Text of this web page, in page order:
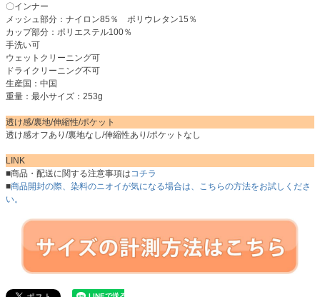
〇インナー
メッシュ部分：ナイロン85％ ポリウレタン15％
カップ部分：ポリエステル100％
手洗い可
ウェットクリーニング可
ドライクリーニング不可
生産国：中国
重量：最小サイズ：253g
透け感/裏地/伸縮性/ポケット
透け感オフあり/裏地なし/伸縮性あり/ポケットなし
LINK
■商品・配送に関する注意事項はコチラ
■商品開封の際、染料のニオイが気になる場合は、こちらの方法をお試しくださ
い。